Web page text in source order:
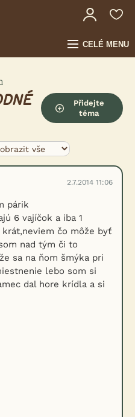
CELÉ MENU
Přidejte
téma
2.7.2014 11:06
párik
6 vajíčok a iba 1
krát,neviem čo môže byť
nad tým či to
sa na ňom šmýka pri
lebo som si
dal hore krídla a si